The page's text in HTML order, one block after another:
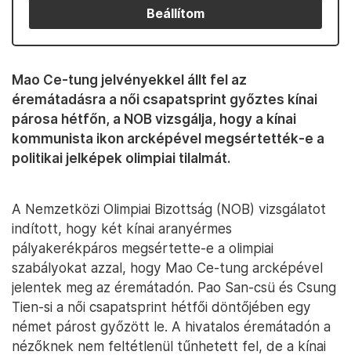
Beállítom
Mao Ce-tung jelvényekkel állt fel az
éremátadásra a női csapatsprint győztes kínai
párosa hétfőn, a NOB vizsgálja, hogy a kínai
kommunista ikon arcképével megsértették-e a
politikai jelképek olimpiai tilalmát.
A Nemzetközi Olimpiai Bizottság (NOB) vizsgálatot
indított, hogy két kínai aranyérmes
pályakerékpáros megsértette-e a olimpiai
szabályokat azzal, hogy Mao Ce-tung arcképével
jelentek meg az éremátadón. Pao San-csü és Csung
Tien-si a női csapatsprint hétfői döntőjében egy
német párost győzött le. A hivatalos éremátadón a
nézőknek nem feltétlenül tűnhetett fel, de a kínai